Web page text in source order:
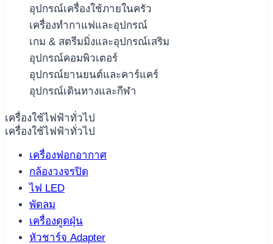
อุปกรณ์เครื่องใช้ภายในครัว
เครื่องทำกาแฟและอุปกรณ์
เกม & สตรีมมิ่งและอุปกรณ์เสริม
อุปกรณ์คอมพิวเตอร์
อุปกรณ์ยานยนต์และคาร์แคร์
อุปกรณ์เดินทางและกีฬา
เครื่องใช้ไฟฟ้าทั่วไป
เครื่องใช้ไฟฟ้าทั่วไป
เครื่องฟอกอากาศ
กล้องวงจรปิด
ไฟ LED
พัดลม
เครื่องดูดฝุ่น
หัวชาร์จ Adapter